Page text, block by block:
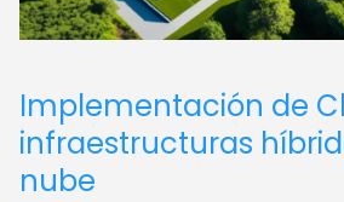
Implementación de
infraestructuras
nube